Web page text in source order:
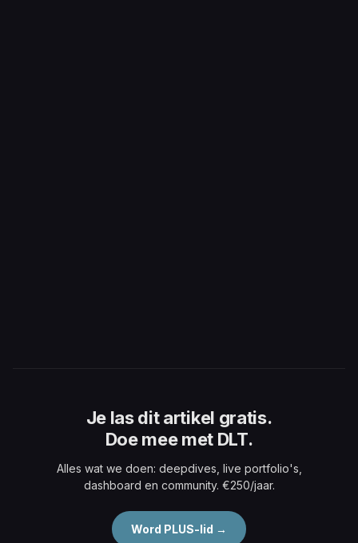
Je las dit artikel gratis.
Doe mee met DLT.
Alles wat we doen: deepdives, live portfolio's,
dashboard en community. €250/jaar.
Word PLUS-lid →